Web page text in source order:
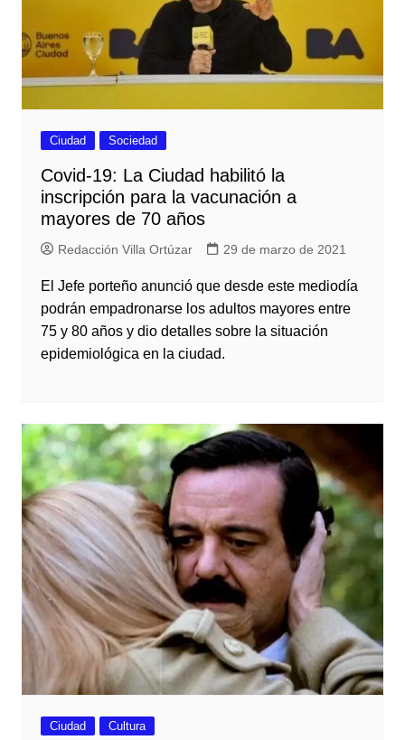
Ciudad Sociedad
Covid-19: La Ciudad habilitó la
inscripción para la vacunación a
mayores de 70 años
Redacción Villa Ortúzar 29 de marzo de 2021
El Jefe porteño anunció que desde este mediodía
podrán empadronarse los adultos mayores entre
75 y 80 años y dio detalles sobre la situación
epidemiológica en la ciudad.
Ciudad Cultura